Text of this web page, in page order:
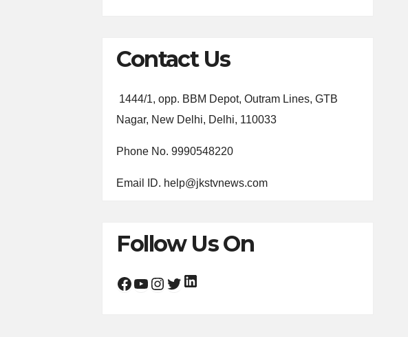
Contact Us
1444/1, opp. BBM Depot, Outram Lines, GTB
Nagar, New Delhi, Delhi, 110033
Phone No. 9990548220
Email ID. help@jkstvnews.com
Follow Us On
Facebook YouTube Instagram Twitter LinkedIn